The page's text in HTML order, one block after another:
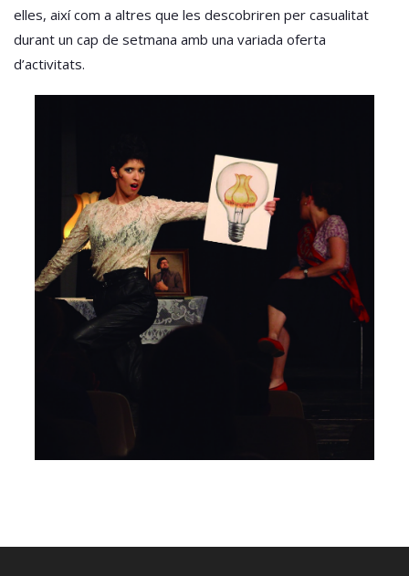
elles, així com a altres que les descobriren per casualitat
durant un cap de setmana amb una variada oferta
d’activitats.